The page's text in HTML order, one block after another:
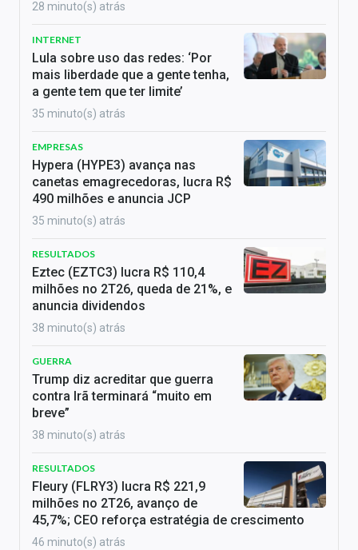
28 minuto(s) atrás
INTERNET
Lula sobre uso das redes: ‘Por
mais liberdade que a gente tenha,
a gente tem que ter limite’
35 minuto(s) atrás
EMPRESAS
Hypera (HYPE3) avança nas
canetas emagrecedoras, lucra R$
490 milhões e anuncia JCP
35 minuto(s) atrás
RESULTADOS
Eztec (EZTC3) lucra R$ 110,4
milhões no 2T26, queda de 21%, e
anuncia dividendos
38 minuto(s) atrás
GUERRA
Trump diz acreditar que guerra
contra Irã terminará “muito em
breve”
38 minuto(s) atrás
RESULTADOS
Fleury (FLRY3) lucra R$ 221,9
milhões no 2T26, avanço de
45,7%; CEO reforça estratégia de crescimento
46 minuto(s) atrás